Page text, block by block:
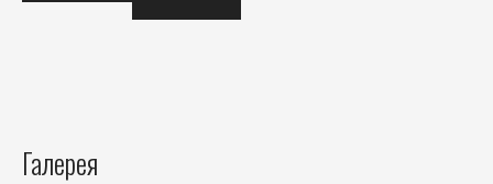
Галерея